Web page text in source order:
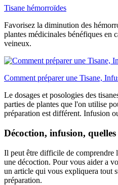
Tisane hémorroïdes
Favorisez la diminution des
plantes médicinales bénéfiques en
veineux.
Comment préparer une Tisane,
Le dosages et posologies des
parties de plantes que l'on utilise
préparation est différent. Infusion
Décoction, infusion, quelles
Il peut être difficile de comprendre
une décoction. Pour vous aider a
un article qui vous expliquera tout
préparation.